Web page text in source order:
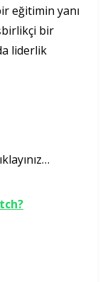
eğitimin yanı
bir
liderlik